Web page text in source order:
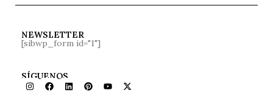
NEWSLETTER
[sibwp_form id="1"]
SÍGUENOS